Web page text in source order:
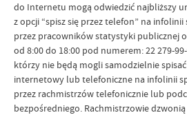
do Internetu mogą odwiedzić najbliższy
z opcji “spisz się przez telefon” na
przez pracowników statystyki publicznej
od 8:00 do 18:00 pod numerem: 22 279-
którzy nie będą mogli samodzielnie
internetowy lub telefoniczne na infolinii
przez rachmistrzów telefonicznie lub
bezpośredniego. Rachmistrzowie